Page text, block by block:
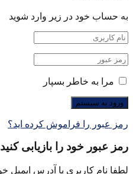
به حساب خود در زیر وارد شوید
مرا به خاطر بسپار
رمز عبور را فراموش کرده اید؟
رمز عبور خود را بازیابی کنید
لطفا نام کاربری یا آدرس ایمیل